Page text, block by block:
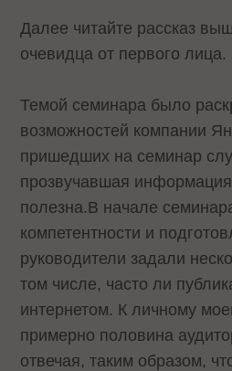
Далее читайте рассказ
очевидца от первого лица.
Темой семинара было
возможностей компании
пришедших на семинар
прозвучавшая
полезна.В начале
компетентности и
руководители задали
том числе, часто ли
интернетом. К личному
примерно половина
отвечая, таким образом,